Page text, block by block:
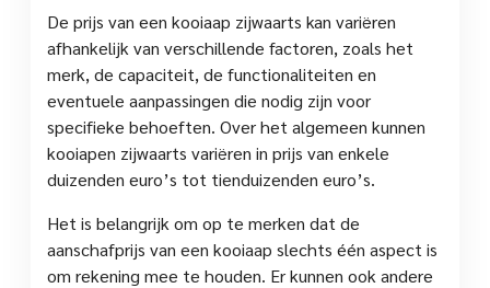
De prijs van een kooiaap zijwaarts kan variëren
afhankelijk van verschillende factoren, zoals het
merk, de capaciteit, de functionaliteiten en
eventuele aanpassingen die nodig zijn voor
specifieke behoeften. Over het algemeen kunnen
kooiapen zijwaarts variëren in prijs van enkele
duizenden euro’s tot tienduizenden euro’s.
Het is belangrijk om op te merken dat de
aanschafprijs van een kooiaap slechts één aspect is
om rekening mee te houden. Er kunnen ook andere